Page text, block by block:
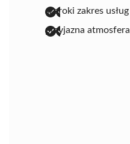
szeroki zakres usług
przyjazna atmosfera